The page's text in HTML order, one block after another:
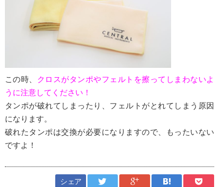
この時、
クロスがタンポやフェルトを擦ってしまわないよ
うに注意してください！
タンポが破れてしまったり、フェルトがとれてしまう原因
になります。
破れたタンポは交換が必要になりますので、もったいない
ですよ！
シェア